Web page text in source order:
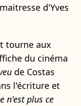
d'Yves
tourne aux
du cinéma
de Costas
l'écriture et
n'est plus ce